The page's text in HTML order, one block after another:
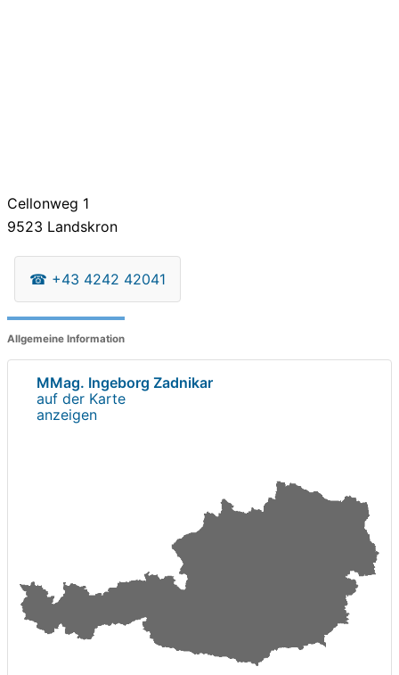
Cellonweg 1
9523 Landskron
☎ +43 4242 42041
Allgemeine Information
MMag. Ingeborg Zadnikar
auf der Karte
anzeigen